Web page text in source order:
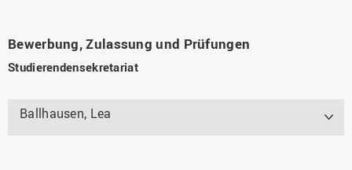
Bewerbung, Zulassung und Prüfungen
Studierendensekretariat
Ballhausen, Lea